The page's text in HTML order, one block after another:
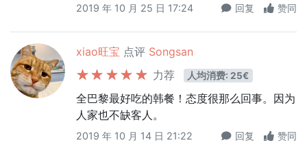
2019 年 10 月 25 日 17:24 回复 赞同
xiao旺宝 点评 Songsan
力荐
人均消费: 25€
全巴黎最好吃的韩餐！态度很那么回事。因为
人家也不缺客人。
2019 年 10 月 14 日 21:22 回复 赞同